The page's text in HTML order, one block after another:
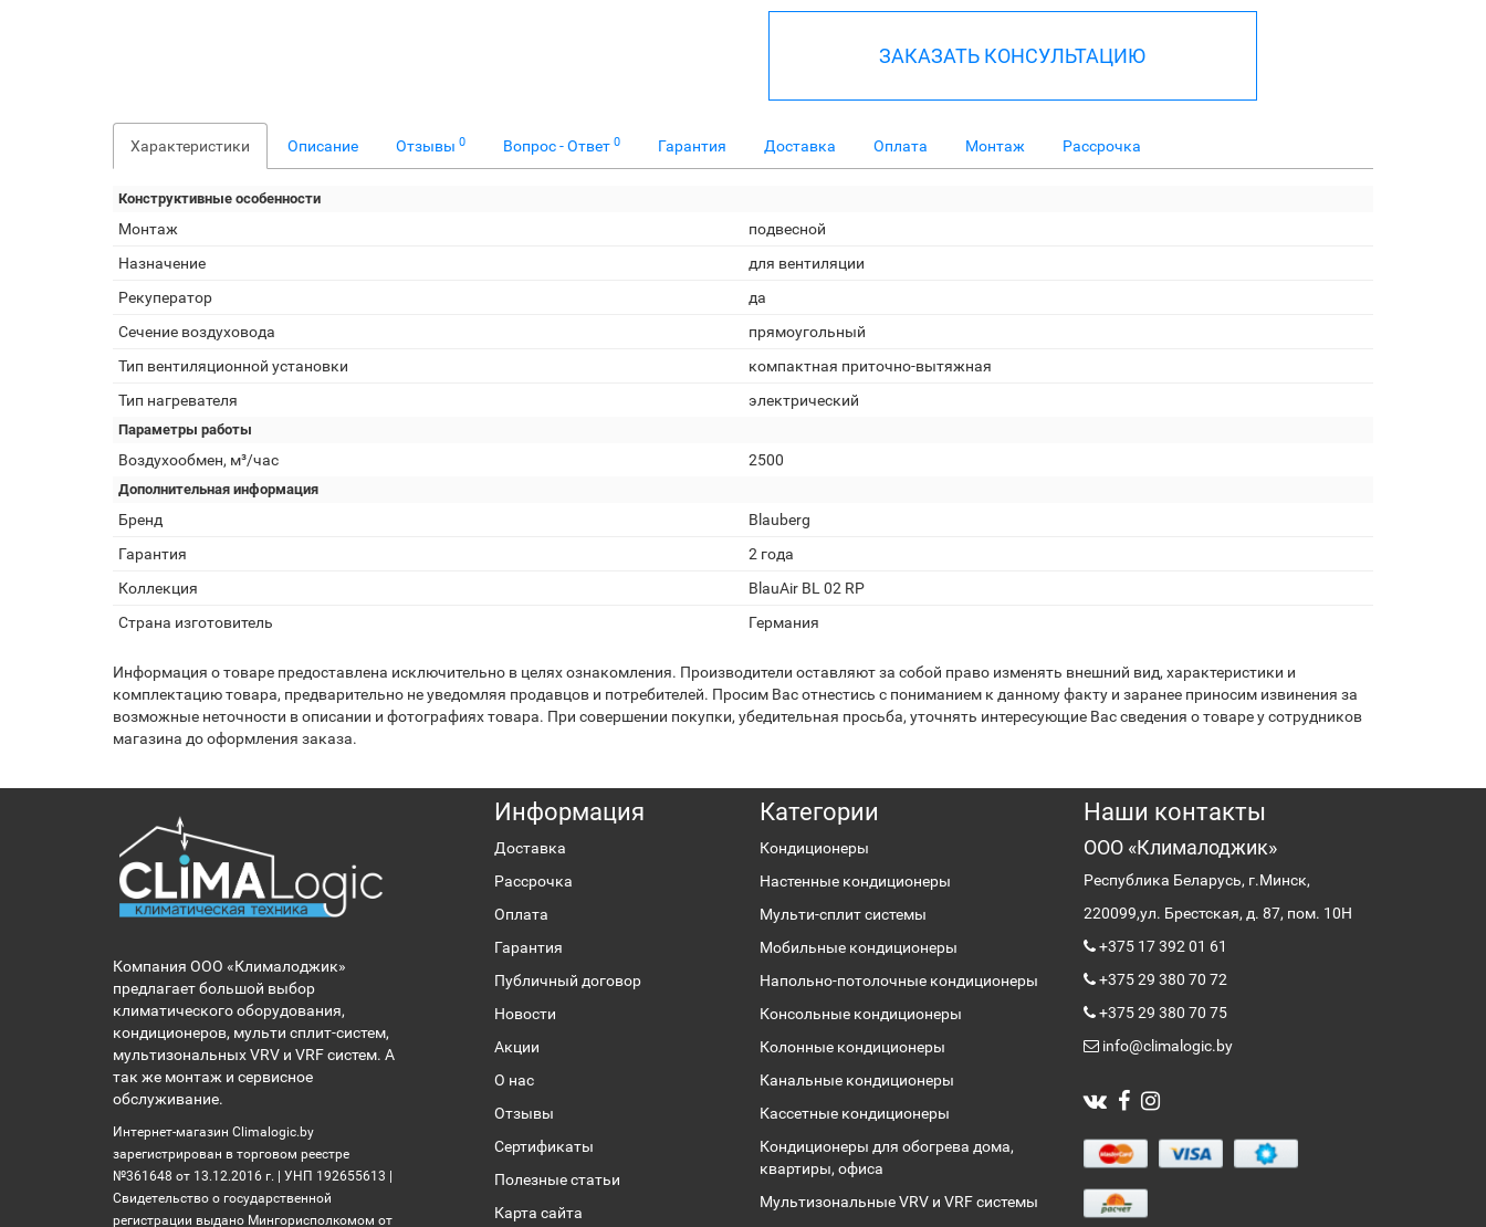
ЗАКАЗАТЬ КОНСУЛЬТАЦИЮ
Характеристики Описание Отзывы 0 Вопрос - Ответ 0 Гарантия Доставка Оплата Монтаж Рассрочка
Конструктивные особенности
Монтаж
подвесной
Назначение
для вентиляции
Рекуператор
да
Сечение воздуховода
прямоугольный
Тип вентиляционной установки
компактная приточно-вытяжная
Тип нагревателя
электрический
Параметры работы
Воздухообмен, м³/час 2500
Дополнительная информация
Бренд
Blauberg
Гарантия
2 года
Коллекция
BlauAir BL 02 RP
Страна изготовитель
Германия
Информация о товаре предоставлена исключительно в целях ознакомления. Производители оставляют за собой право изменять внешний вид, характеристики и
комплектацию товара, предварительно не уведомляя продавцов и потребителей. Просим Вас отнестись с пониманием к данному факту и заранее приносим извинения за
возможные неточности в описании и фотографиях товара. При совершении покупки, убедительная просьба, уточнять интересующие Вас сведения о товаре у сотрудников
магазина до оформления заказа.
Компания ООО «Клималоджик»
предлагает большой выбор
климатического оборудования,
кондиционеров, мульти сплит-систем,
мультизональных VRV и VRF систем. А
так же монтаж и сервисное
обслуживание.
Интернет-магазин Climalogic.by
зарегистрирован в торговом реестре
№361648 от 13.12.2016 г. | УНП 192655613 |
Свидетельство о государственной
регистрации выдано Мингорисполкомом от
Информация
Доставка
Рассрочка
Оплата
Гарантия
Публичный договор
Новости
Акции
О нас
Отзывы
Сертификаты
Полезные статьи
Карта сайта
Категории
Кондиционеры
Настенные кондиционеры
Мульти-сплит системы
Мобильные кондиционеры
Напольно-потолочные кондиционеры
Консольные кондиционеры
Колонные кондиционеры
Канальные кондиционеры
Кассетные кондиционеры
Кондиционеры для обогрева дома,
квартиры, офиса
Мультизональные VRV и VRF системы
Наши контакты
ООО «Клималоджик»
Республика Беларусь, г.Минск,
220099,ул. Брестская, д. 87, пом. 10Н
+375 17 392 01 61
+375 29 380 70 72
+375 29 380 70 75
info@climalogic.by